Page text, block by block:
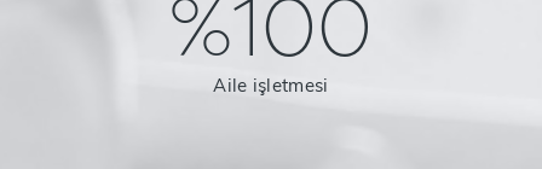
%100
Aile işletmesi